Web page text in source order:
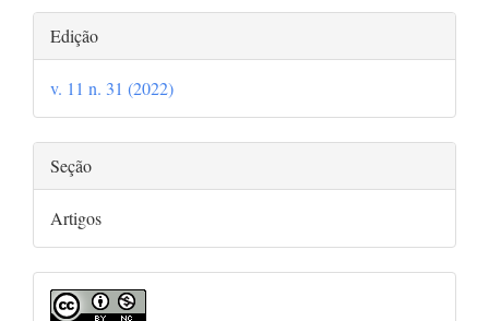
Detalhes
do
artigo
Edição
v. 11 n. 31 (2022)
Seção
Artigos